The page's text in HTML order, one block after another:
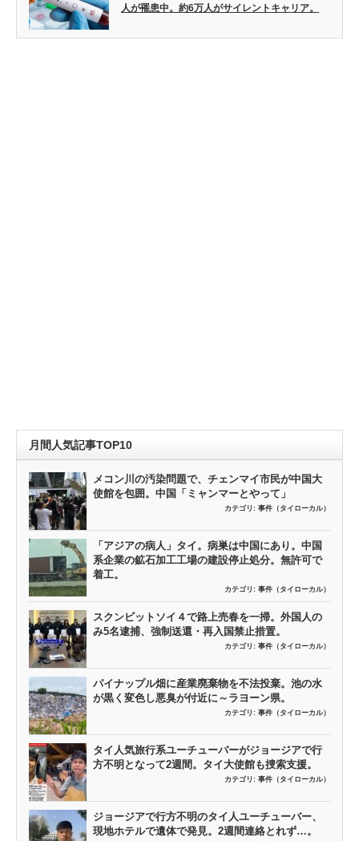
人が罹患中。約6万人がサイレントキャリア。
月間人気記事TOP10
メコン川の汚染問題で、チェンマイ市民が中国大
使館を包囲。中国「ミャンマーとやって」
カテゴリ: 事件（タイローカル）
「アジアの病人」タイ。病巣は中国にあり。中国
系企業の鉱石加工工場の建設停止処分。無許可で
着工。
カテゴリ: 事件（タイローカル）
スクンビットソイ４で路上売春を一掃。外国人の
み5名逮捕、強制送還・再入国禁止措置。
カテゴリ: 事件（タイローカル）
パイナップル畑に産業廃棄物を不法投棄。池の水
が黒く変色し悪臭が付近に～ラヨーン県。
カテゴリ: 事件（タイローカル）
タイ人気旅行系ユーチューバーがジョージアで行
方不明となって2週間。タイ大使館も捜索支援。
カテゴリ: 事件（タイローカル）
ジョージアで行方不明のタイ人ユーチューバー、
現地ホテルで遺体で発見。2週間連絡とれず…。